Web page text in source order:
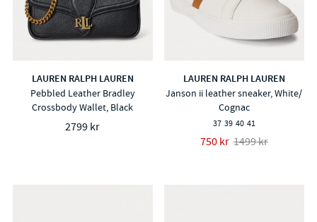
LAUREN RALPH LAUREN
Pebbled Leather Bradley
Crossbody Wallet, Black
2799 kr
LAUREN RALPH LAUREN
Janson ii leather sneaker, White/
Cognac
37 39 40 41
750 kr 1499 kr